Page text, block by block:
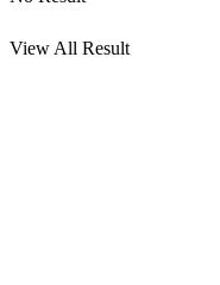
View All Result